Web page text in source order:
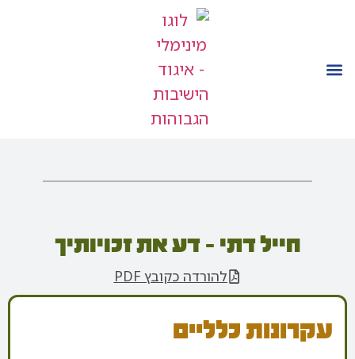
חייל דתי - דע את זכויותיך
להורדה כקובץ PDF
עקרונות כלליים